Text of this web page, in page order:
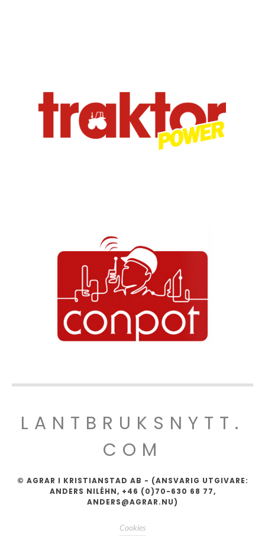
LANTBRUKSNYTT.
COM
© AGRAR I KRISTIANSTAD AB - (ANSVARIG UTGIVARE:
ANDERS NILÉHN, +46 (0)70-630 68 77,
ANDERS@AGRAR.NU)
Cookies